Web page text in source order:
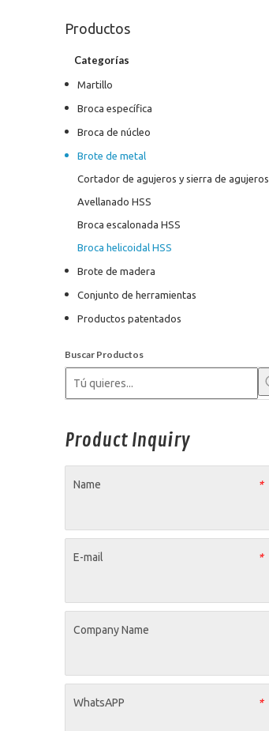
Productos
Categorías
Martillo
Broca específica
Broca de núcleo
Brote de metal
Cortador de agujeros y sierra de agujeros
Avellanado HSS
Broca escalonada HSS
Broca helicoidal HSS
Brote de madera
Conjunto de herramientas
Productos patentados
Buscar Productos
Product Inquiry
*
Name
*
E-mail
Company Name
*
WhatsAPP